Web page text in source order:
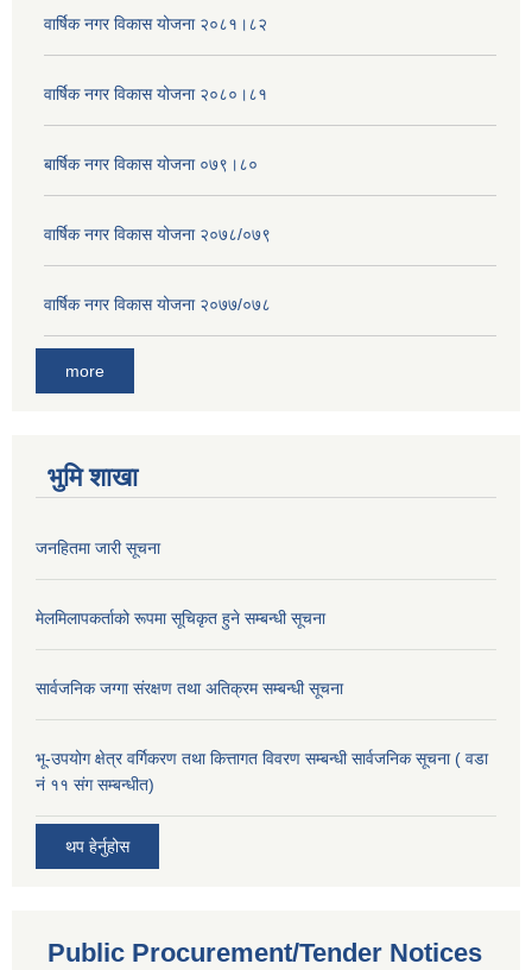
वार्षिक नगर विकास योजना २०८१।८२
वार्षिक नगर विकास योजना २०८०।८१
बार्षिक नगर विकास योजना ०७९।८०
वार्षिक नगर विकास योजना २०७८/०७९
वार्षिक नगर विकास योजना २०७७/०७८
more
भुमि शाखा
जनहितमा जारी सूचना
मेलमिलापकर्ताको रूपमा सूचिकृत हुने सम्बन्धी सूचना
सार्वजनिक जग्गा संरक्षण तथा अतिक्रम सम्बन्धी सूचना
भू-उपयोग क्षेत्र वर्गिकरण तथा कित्तागत विवरण सम्बन्धी सार्वजनिक सूचना ( वडा
नं ११ संग सम्बन्धीत)
थप हेर्नुहोस
Public Procurement/Tender Notices